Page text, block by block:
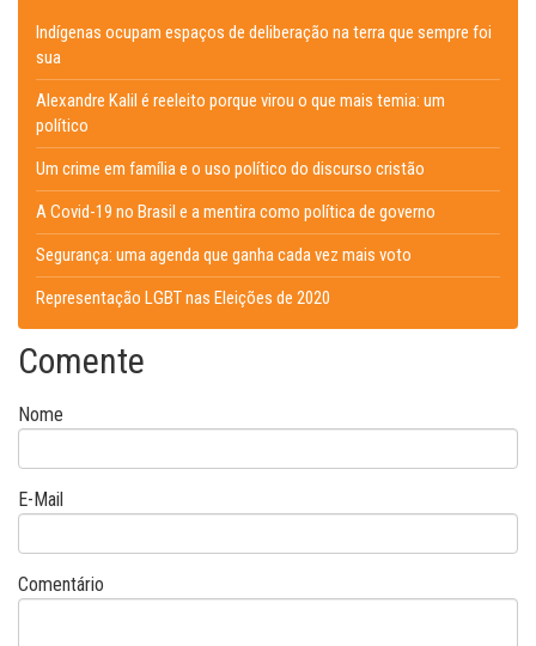
Indígenas ocupam espaços de deliberação na terra que sempre foi
sua
Alexandre Kalil é reeleito porque virou o que mais temia: um
político
Um crime em família e o uso político do discurso cristão
A Covid-19 no Brasil e a mentira como política de governo
Segurança: uma agenda que ganha cada vez mais voto
Representação LGBT nas Eleições de 2020
Comente
Nome
E-Mail
Comentário